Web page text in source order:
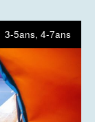
3-5ans, 4-7ans